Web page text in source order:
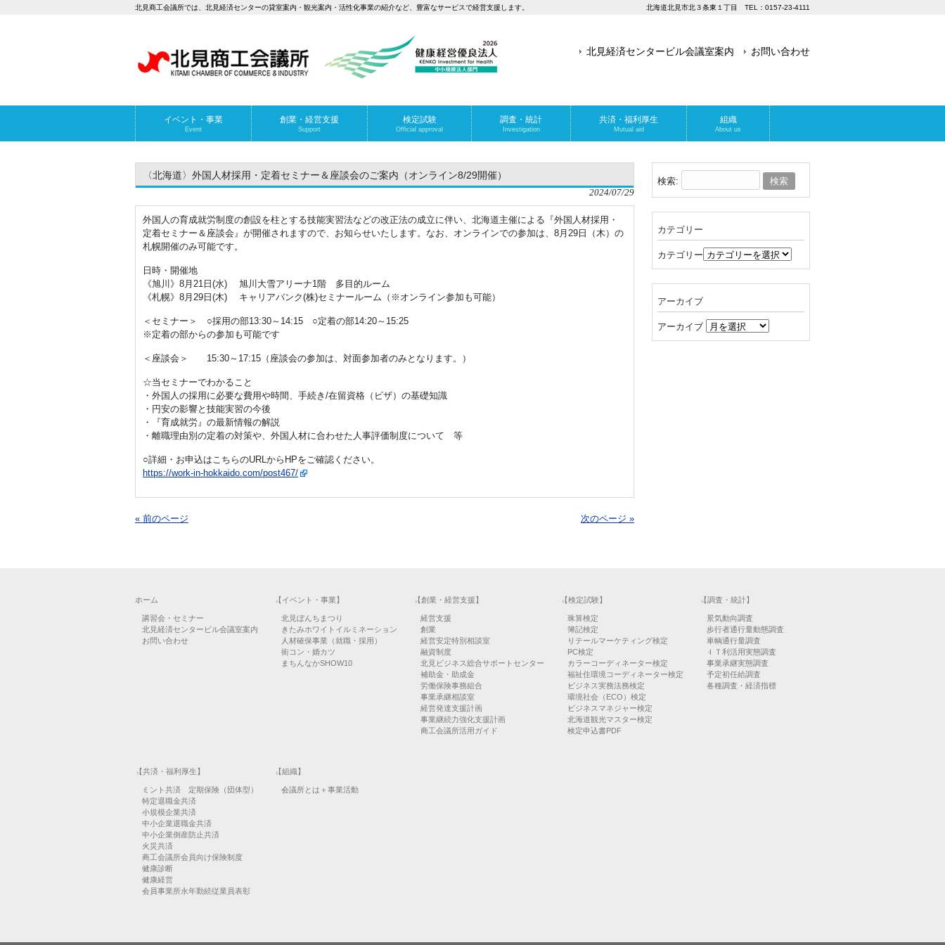
北見商工会議所では、北見経済センターの貸室案内・観光案内・活性化事業の紹介など、豊富なサービスで経営支援します。 北海道北見市北３条東１丁目 TEL：0157-23-4111
北見経済センタービル会議室案内 お問い合わせ
イベント・事業
Event
創業・経営支援
Support
検定試験
Official approval
調査・統計
Investigation
共済・福利厚生
Mutual aid
組織
About us
〈北海道〉外国人材採用・定着セミナー＆座談会のご案内（オンライン8/29開催）
2024/07/29
外国人の育成就労制度の創設を柱とする技能実習法などの改正法の成立に伴い、北海道主催による『外国人材採用・
定着セミナー＆座談会』が開催されますので、お知らせいたします。なお、オンラインでの参加は、8月29日（木）の
札幌開催のみ可能です。
日時・開催地
《旭川》8月21日(水) 旭川大雪アリーナ1階 多目的ルーム
《札幌》8月29日(木) キャリアバンク(株)セミナールーム（※オンライン参加も可能）
＜セミナー＞ ○採用の部13:30～14:15 ○定着の部14:20～15:25
※定着の部からの参加も可能です
＜座談会＞ 15:30～17:15（座談会の参加は、対面参加者のみとなります。）
☆当セミナーでわかること
・外国人の採用に必要な費用や時間、手続き/在留資格（ビザ）の基礎知識
・円安の影響と技能実習の今後
・『育成就労』の最新情報の解説
・離職理由別の定着の対策や、外国人材に合わせた人事評価制度について 等
○詳細・お申込はこちらのURLからHPをご確認ください。
https://work-in-hokkaido.com/post467/
« 前のページ 次のページ »
検索:
カテゴリー
カテゴリー
アーカイブ
アーカイブ
ホーム
講習会・セミナー
北見経済センタービル会議室案内
お問い合わせ
【イベント・事業】
北見ぼんちまつり
きたみホワイトイルミネーション
人材確保事業（就職・採用）
街コン・婚カツ
まちんなかSHOW10
【創業・経営支援】
経営支援
創業
経営安定特別相談室
融資制度
北見ビジネス総合サポートセンター
補助金・助成金
労働保険事務組合
事業承継相談室
経営発達支援計画
事業継続力強化支援計画
商工会議所活用ガイド
【検定試験】
珠算検定
簿記検定
リテールマーケティング検定
PC検定
カラーコーディネーター検定
福祉住環境コーディネーター検定
ビジネス実務法務検定
環境社会（ECO）検定
ビジネスマネジャー検定
北海道観光マスター検定
検定申込書PDF
【調査・統計】
景気動向調査
歩行者通行量動態調査
車輌通行量調査
ＩＴ利活用実態調査
事業承継実態調査
予定初任給調査
各種調査・経済指標
【共済・福利厚生】
ミント共済 定期保険（団体型）
特定退職金共済
小規模企業共済
中小企業退職金共済
中小企業倒産防止共済
火災共済
商工会議所会員向け保険制度
健康診断
健康経営
会員事業所永年勤続従業員表彰
【組織】
会議所とは＋事業活動